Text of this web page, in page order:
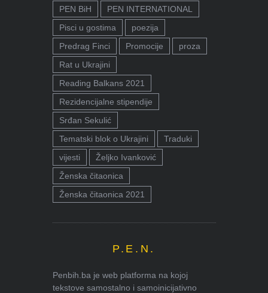
PEN BiH
PEN INTERNATIONAL
Pisci u gostima
poezija
Predrag Finci
Promocije
proza
Rat u Ukrajini
Reading Balkans 2021
Rezidencijalne stipendije
Srđan Sekulić
Tematski blok o Ukrajini
Traduki
vijesti
Željko Ivanković
Ženska čitaonica
Ženska čitaonica 2021
P.E.N.
Penbih.ba je web platforma na kojoj
tekstove samostalno i samoinicijativno